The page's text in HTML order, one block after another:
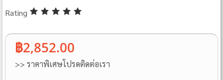
Rating
฿2,852.00
>> ราคาพิเศษโปรดติดต่อเรา